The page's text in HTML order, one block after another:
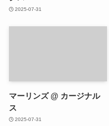
2025-07-31
マーリンズ @ カージナル
ス
2025-07-31